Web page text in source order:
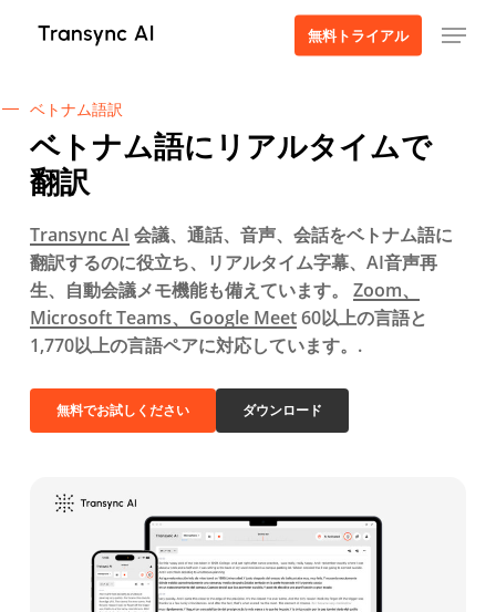
無料トライアル メニュー
ベトナム語訳
ベトナム語にリアルタイムで
翻訳
Transync AI 会議、通話、音声、会話をベトナム語に
翻訳するのに役立ち、リアルタイム字幕、AI音声再
生、自動会議メモ機能も備えています。 Zoom、
Microsoft Teams、Google Meet60以上の言語と
1,770以上の言語ペアに対応しています。.
無料でお試しください ダウンロード